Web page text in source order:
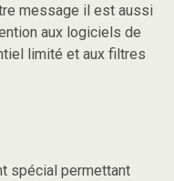
message il est aussi
aux logiciels de
limité et aux filtres
spécial permettant